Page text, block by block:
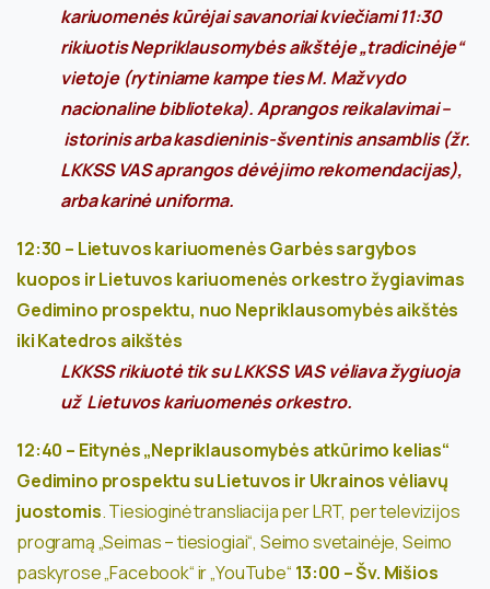
kariuomenės kūrėjai savanoriai kviečiami 11:30
rikiuotis Nepriklausomybės aikštėje „tradicinėje“
vietoje (rytiniame kampe ties M. Mažvydo
nacionaline biblioteka).Aprangos reikalavimai –
istorinis arba kasdieninis-šventinis ansamblis (žr.
LKKSS VAS aprangos dėvėjimo rekomendacijas),
arba karinė uniforma.
12:30 – Lietuvos kariuomenės Garbės sargybos
kuopos ir Lietuvos kariuomenės orkestro žygiavimas
Gedimino prospektu, nuo Nepriklausomybės aikštės
iki Katedros aikštės
LKKSS rikiuotė tik su LKKSS VAS vėliava žygiuoja
už Lietuvos kariuomenės orkestro.
12:40 – Eitynės „Nepriklausomybės atkūrimo kelias“
Gedimino prospektu su Lietuvos ir Ukrainos vėliavų
juostomis. Tiesioginė transliacija per LRT, per televizijos
programą „Seimas – tiesiogiai“, Seimo svetainėje, Seimo
paskyrose „Facebook“ ir „YouTube“ 13:00 – Šv. Mišios